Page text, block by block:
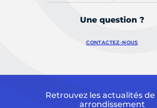
Une question ?
CONTACTEZ-NOUS
Retrouvez les actualités
arrondissement